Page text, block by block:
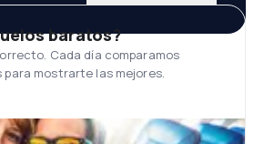
baratos?
Cada día comparamos
mostrarte las mejores.